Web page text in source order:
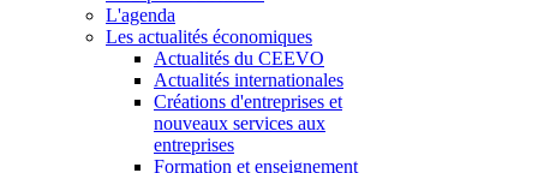
L'agenda
Les actualités économiques
Actualités du CEEVO
Actualités internationales
Créations d'entreprises et
nouveaux services aux
entreprises
Formation et enseignement